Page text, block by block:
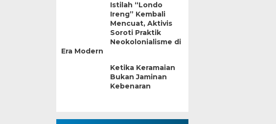
Istilah “Londo
Ireng” Kembali
Mencuat, Aktivis
Soroti Praktik
Neokolonialisme di
Era Modern
Ketika Keramaian
Bukan Jaminan
Kebenaran